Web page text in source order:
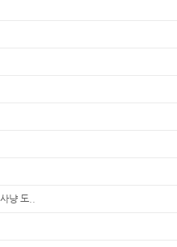
냥 도..